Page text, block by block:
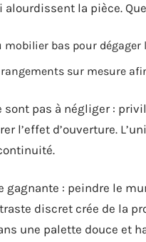
la pièce.
mobilier bas pour dégager
sur mesure
sont pas à négliger :
l’effet d’ouverture.
gagnante : peindre le
discret crée de la
une palette douce et